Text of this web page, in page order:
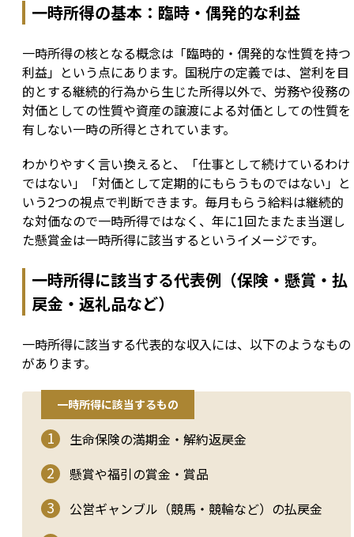
一時所得の基本：臨時・偶発的な利益
一時所得の核となる概念は「臨時的・偶発的な性質を持つ
利益」という点にあります。国税庁の定義では、営利を目
的とする継続的行為から生じた所得以外で、労務や役務の
対価としての性質や資産の譲渡による対価としての性質を
有しない一時の所得とされています。
わかりやすく言い換えると、「仕事として続けているわけ
ではない」「対価として定期的にもらうものではない」と
いう2つの視点で判断できます。毎月もらう給料は継続的
な対価なので一時所得ではなく、年に1回たまたま当選し
た懸賞金は一時所得に該当するというイメージです。
一時所得に該当する代表例（保険・懸賞・払
戻金・返礼品など）
一時所得に該当する代表的な収入には、以下のようなもの
があります。
一時所得に該当するもの
生命保険の満期金・解約返戻金
懸賞や福引の賞金・賞品
公営ギャンブル（競馬・競輪など）の払戻金